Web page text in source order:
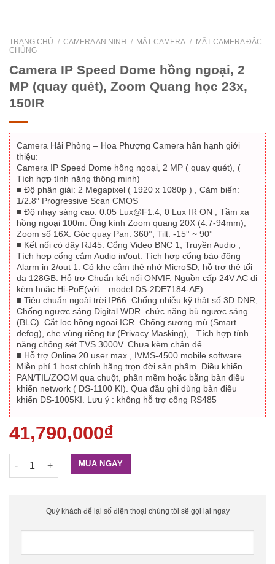
TRANG CHỦ / CAMERA AN NINH / MẮT CAMERA /
MẮT CAMERA ĐẶC
CHỦNG
Camera IP Speed Dome hồng ngoại, 2
MP (quay quét), Zoom Quang học 23x,
150IR
Camera Hải Phòng – Hoa Phượng Camera hân hạnh giới
thiệu:
Camera IP Speed Dome hồng ngoại, 2 MP ( quay quét), (
Tích hợp tính năng thông minh)
■ Độ phân giải: 2 Megapixel ( 1920 x 1080p ) , Cảm biến:
1/2.8″ Progressive Scan CMOS
■ Độ nhạy sáng cao: 0.05 Lux@F1.4, 0 Lux IR ON ; Tầm xa
hồng ngoại 100m. Ống kính Zoom quang 20X (4.7-94mm),
Zoom số 16X. Góc quay Pan: 360°, Tilt: -15° ~ 90°
■ Kết nối có dây RJ45. Cổng Video BNC 1; Truyền Audio ,
Tích hợp cổng cắm Audio in/out. Tích hợp cổng báo động
Alarm in 2/out 1. Có khe cắm thẻ nhớ MicroSD, hỗ trợ thẻ tối
đa 128GB. Hỗ trợ Chuẩn kết nối ONVIF. Nguồn cấp 24V AC đi
kèm hoặc Hi-PoE(với – model DS-2DE7184-AE)
■ Tiêu chuẩn ngoài trời IP66. Chống nhiễu kỹ thật số 3D DNR,
Chống ngược sáng Digital WDR. chức năng bù ngược sáng
(BLC). Cắt lọc hồng ngoại ICR. Chống sương mù (Smart
defog), che vùng riêng tư (Privacy Masking), . Tích hợp tính
năng chống sét TVS 3000V. Chưa kèm chân đế.
■ Hỗ trợ Online 20 user max , IVMS-4500 mobile software.
Miễn phí 1 host chính hãng trọn đời sản phẩm. Điều khiển
PAN/TIL/ZOOM qua chuột, phần mềm hoặc bằng bàn điều
khiển network ( DS-1100 KI). Qua đầu ghi dùng bàn điều
khiển DS-1005KI. Lưu ý : không hỗ trợ cổng RS485
41,790,000₫
Camera IP Speed Dome hồng ngoại, 2 MP (quay quét), Zoom
MUA NGAY
Quý khách để lại số điện thoại chúng tôi sẽ gọi lại ngay